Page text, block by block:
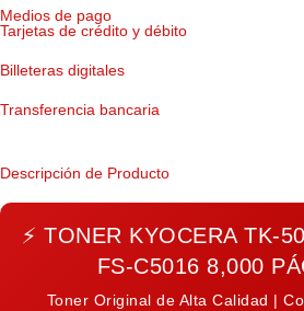
Medios de pago
Tarjetas de crédito y débito
Billeteras digitales
Transferencia bancaria
Descripción de Producto
⚡TONER KYOCERA TK-
FS-C5016 8,000
Toner Original de Alta Calidad |